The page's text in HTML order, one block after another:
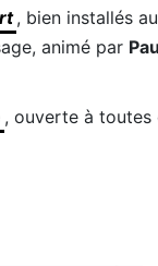
, bien installés
animé par
, ouverte à toutes